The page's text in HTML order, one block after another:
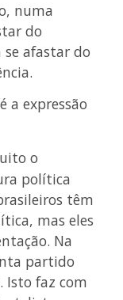
numa
do
se afastar do
a expressão
o
política
têm
mas eles
Na
partido
Isto faz com